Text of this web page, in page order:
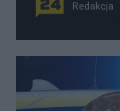
Redakcja